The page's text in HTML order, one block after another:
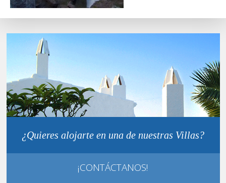
¿Quieres alojarte en una de nuestras Villas?
¡CONTÁCTANOS!